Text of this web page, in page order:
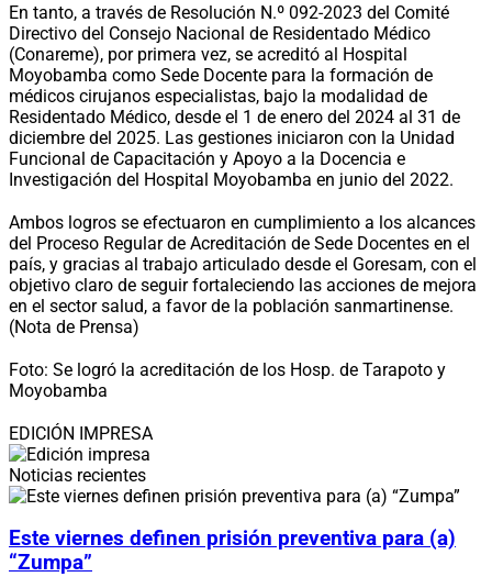
En tanto, a través de Resolución N.º 092-2023 del Comité
Directivo del Consejo Nacional de Residentado Médico
(Conareme), por primera vez, se acreditó al Hospital
Moyobamba como Sede Docente para la formación de
médicos cirujanos especialistas, bajo la modalidad de
Residentado Médico, desde el 1 de enero del 2024 al 31 de
diciembre del 2025. Las gestiones iniciaron con la Unidad
Funcional de Capacitación y Apoyo a la Docencia e
Investigación del Hospital Moyobamba en junio del 2022.
Ambos logros se efectuaron en cumplimiento a los alcances
del Proceso Regular de Acreditación de Sede Docentes en el
país, y gracias al trabajo articulado desde el Goresam, con el
objetivo claro de seguir fortaleciendo las acciones de mejora
en el sector salud, a favor de la población sanmartinense.
(Nota de Prensa)
Foto: Se logró la acreditación de los Hosp. de Tarapoto y
Moyobamba
EDICIÓN IMPRESA
Noticias recientes
Este viernes definen prisión preventiva para (a)
“Zumpa”